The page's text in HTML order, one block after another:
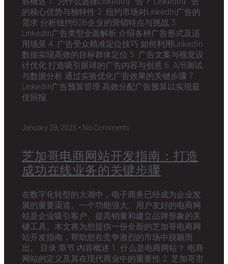
的核心优势与独特性 2. 纽约市场对LinkedIn广告的
需求 分析纽约B2B企业的营销特点与挑战 3.
LinkedIn广告类型全面解析 介绍各种广告形式及适
用场景 4. 广告受众精准定位技巧 如何利用LinkedIn
数据实现高效的目标群体定位 5. 广告文案与视觉设
计优化 打造吸引眼球的广告内容与创意 6. A/B测试
与数据分析 通过实验优化广告效果的关键步骤 7.
LinkedIn广告预算管理 高效分配广告预算以实现最
佳回报
January 28, 2025 No Comments
芝加哥电商网站开发指南：打造
成功在线业务的关键步骤
在数字化转型的大潮中，电子商务已经成为企业发
展的重要渠道。一个功能强大、用户友好的电商网
站是企业吸引客户、提高销量和建立品牌形象的关
键工具。本文将为您提供一份全面的芝加哥电商网
站开发指南，帮助您在竞争激烈的市场中脱颖而
出。 目录 章节 内容概述 1. 什么是电商网站？ 电商
网站的定义及其在现代商业中的重要性 2. 芝加哥市